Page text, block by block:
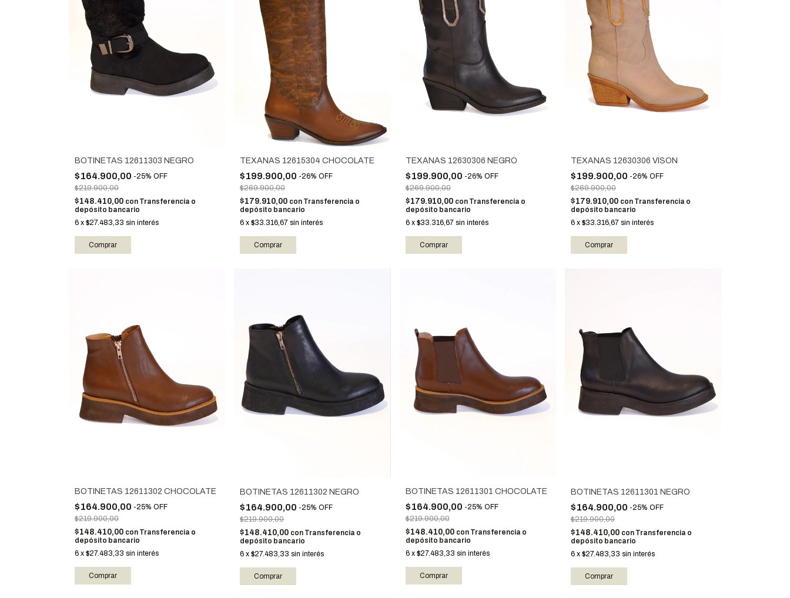
BOTINETAS 12611303 NEGRO
$164.900,00 -25% OFF
$219.900,00
$148.410,00 con Transferencia o
depósito bancario
6 x $27.483,33 sin interés
Comprar
TEXANAS 12615304 CHOCOLATE
$199.900,00 -26%OFF
$269.900,00
$179.910,00 con Transferencia o
depósito bancario
6 x$33.316,67 sin interés
Comprar
TEXANAS 12630306 NEGRO
$199.900,00 -26% OFF
$269.900,00
$179.910,00 con Transferencia o
depósito bancario
6 x $33.316,67 sin interés
Comprar
TEXANAS 12630306 VISON
$199.900,00 -26% OFF
$269.900,00
$179.910,00 con Transferencia o
depósito bancario
6 x $33.316,67 sin interés
Comprar
BOTINETAS 12611302 CHOCOLATE
$164.900,00 -25% OFF
$219.900,00
$148.410,00 con Transferencia o
depósito bancario
6 x $27.483,33 sin interés
Comprar
BOTINETAS 12611302 NEGRO
$164.900,00 -25%OFF
$219.900,00
$148.410,00 con Transferencia o
depósito bancario
6 x$27.483,33 sin interés
Comprar
BOTINETAS 12611301 CHOCOLATE
$164.900,00 -25% OFF
$219.900,00
$148.410,00 con Transferencia o
depósito bancario
6 x $27.483,33 sin interés
Comprar
BOTINETAS 12611301 NEGRO
$164.900,00 -25% OFF
$219.900,00
$148.410,00 con Transferencia o
depósito bancario
6 x $27.483,33 sin interés
Comprar